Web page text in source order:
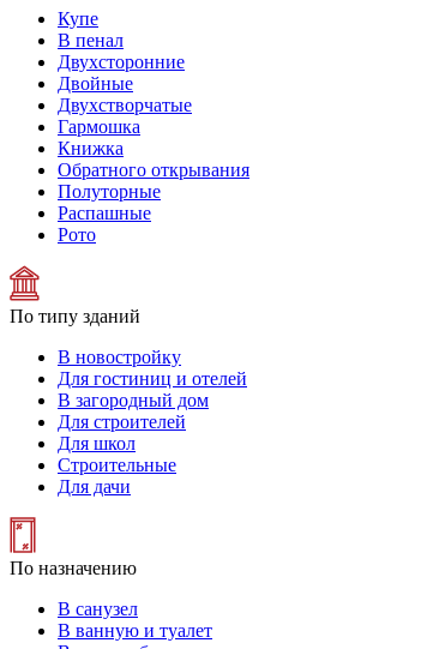
Купе
В пенал
Двухсторонние
Двойные
Двухстворчатые
Гармошка
Книжка
Обратного открывания
Полуторные
Распашные
Рото
По типу зданий
В новостройку
Для гостиниц и отелей
В загородный дом
Для строителей
Для школ
Строительные
Для дачи
По назначению
В санузел
В ванную и туалет